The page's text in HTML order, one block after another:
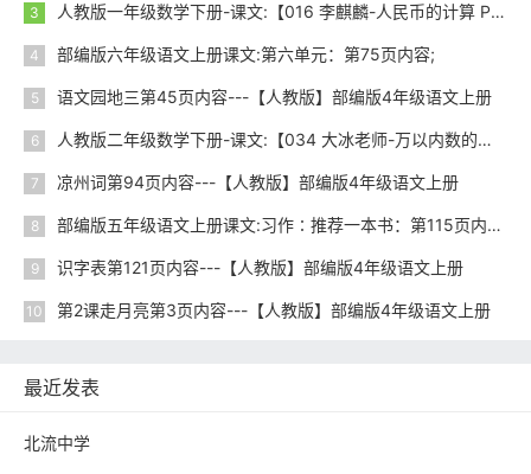
3 人教版一年级数学下册-课文:【016 李麒麟-人民币的计算 P57-58】视频网课内容
4 部编版六年级语文上册课文:第六单元：第75页内容;
5 语文园地三第45页内容---【人教版】部编版4年级语文上册
6 人教版二年级数学下册-课文:【034 大冰老师-万以内数的认识3 P78，P81】视频网课内容
7 凉州词第94页内容---【人教版】部编版4年级语文上册
8 部编版五年级语文上册课文:习作∶推荐一本书：第115页内容;
9 识字表第121页内容---【人教版】部编版4年级语文上册
10 第2课走月亮第3页内容---【人教版】部编版4年级语文上册
最近发表
北流中学